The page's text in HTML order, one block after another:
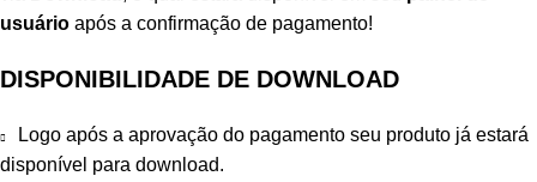
usuário após a confirmação de pagamento!
DISPONIBILIDADE DE DOWNLOAD
Logo após a aprovação do pagamento seu produto já estará
disponível para download.